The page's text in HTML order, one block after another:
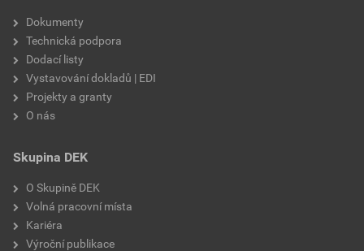
Dokumenty
Technická podpora
Dodací listy
Vystavování dokladů | EDI
Projekty a granty
O nás
Skupina DEK
O Skupině DEK
Volná pracovní místa
Kariéra
Výroční publikace